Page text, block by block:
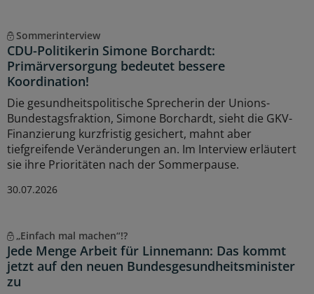
Sommerinterview
CDU-Politikerin Simone Borchardt:
Primärversorgung bedeutet bessere
Koordination!
Die gesundheitspolitische Sprecherin der Unions-
Bundestagsfraktion, Simone Borchardt, sieht die GKV-
Finanzierung kurzfristig gesichert, mahnt aber
tiefgreifende Veränderungen an. Im Interview erläutert
sie ihre Prioritäten nach der Sommerpause.
30.07.2026
„Einfach mal machen“!?
Jede Menge Arbeit für Linnemann: Das kommt
jetzt auf den neuen Bundesgesundheitsminister
zu